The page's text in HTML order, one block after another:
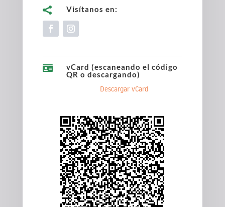

Visítanos en:

vCard (escaneando el código
QR o descargando)
Descargar vCard